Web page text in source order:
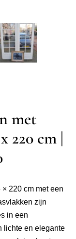
met
220 cm |
220 cm met een
zijn
in een
lichte en elegante